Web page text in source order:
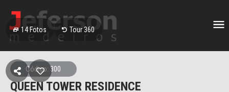
14Fotos Tour 360
Código: 300
QUEEN TOWER RESIDENCE